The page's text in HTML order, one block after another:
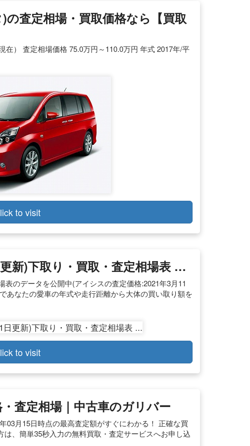
査定相場・買取価格なら【買取
） 査定相場価格 75.0万円～110.0万円 年式 2017年/平
to visit
新)下取り・買取・査定相場表 …
のデータを公開中(アイシスの査定価格:2021年3月11
あなたの愛車の年式や走行距離から大体の買い取り額を
to visit
査定相場｜中古車のガリバー
03月15日時点の最高査定額がすぐにわかる！ 正確な買
、簡単35秒入力の無料買取・査定サービスへお申し込